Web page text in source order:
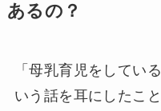
あるの？
「母乳育児をしてい
いう話を耳にしたこ